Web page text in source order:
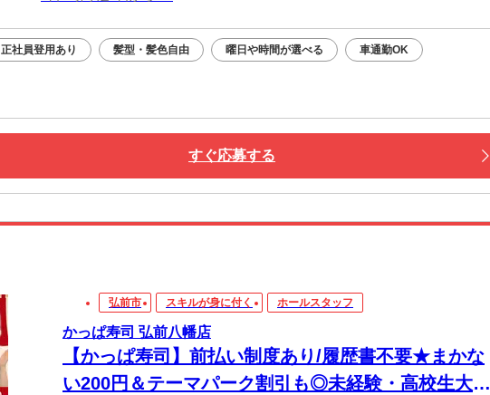
正社員登用あり 髪型・髪色自由 曜日や時間が選べる 車通勤OK
すぐ応募する
弘前市 スキルが身に付く ホールスタッフ
かっぱ寿司 弘前八幡店
【かっぱ寿司】前払い制度あり/履歴書不要★まかな
い200円＆テーマパーク割引も◎未経験・高校生大歓